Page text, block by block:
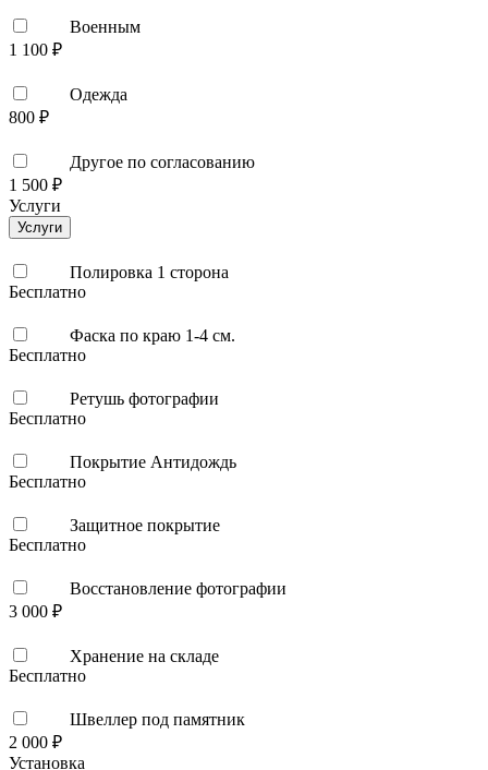
Военным
1 100 ₽
Одежда
800 ₽
Другое по согласованию
1 500 ₽
Услуги
Услуги
Полировка 1 сторона
Бесплатно
Фаска по краю 1-4 см.
Бесплатно
Ретушь фотографии
Бесплатно
Покрытие Антидождь
Бесплатно
Защитное покрытие
Бесплатно
Восстановление фотографии
3 000 ₽
Хранение на складе
Бесплатно
Швеллер под памятник
2 000 ₽
Установка